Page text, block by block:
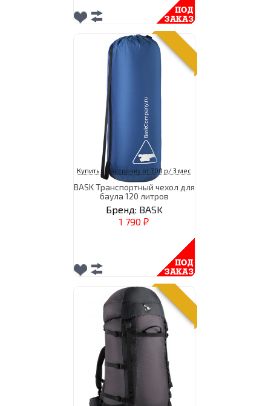
Купить в рассрочку от 700 р/ 3 мес
BASK Транспортный чехол для
баула 120 литров
Бренд: BASK
1 790 ₽